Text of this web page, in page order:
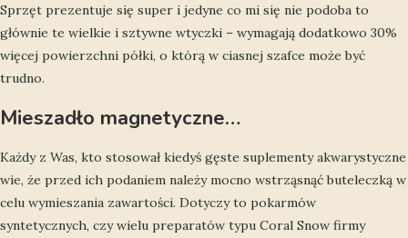
Sprzęt prezentuje się super i jedyne co mi się nie podoba to
głównie te wielkie i sztywne wtyczki – wymagają dodatkowo 30%
więcej powierzchni półki, o którą w ciasnej szafce może być
trudno.
Mieszadło magnetyczne…
Każdy z Was, kto stosował kiedyś gęste suplementy akwarystyczne
wie, że przed ich podaniem należy mocno wstrząsnąć buteleczką w
celu wymieszania zawartości. Dotyczy to pokarmów
syntetycznych, czy wielu preparatów typu Coral Snow firmy